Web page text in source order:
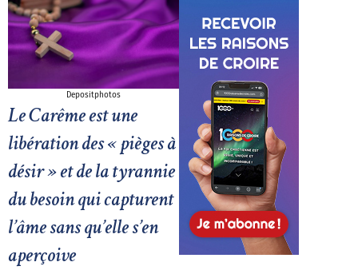
Depositphotos
Le Carême est une
libération des « pièges à
désir » et de la tyrannie
du besoin qui capturent
l’âme sans qu’elle s’en
aperçoive